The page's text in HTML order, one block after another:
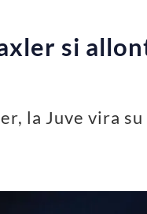
si
la Juve vira